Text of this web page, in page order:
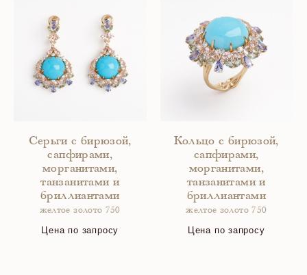
Серьги с бирюзой,
сапфирами,
морганитами,
танзанитами и
бриллиантами
желтое золото 750
Цена по запросу
Кольцо с бирюзой,
сапфирами,
морганитами,
танзанитами и
бриллиантами
желтое золото 750
Цена по запросу